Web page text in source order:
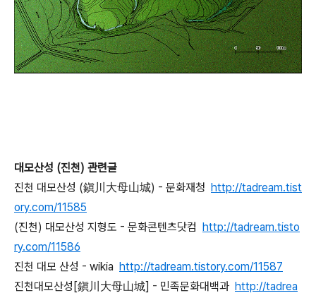
대모산성 (진천) 관련글
진천 대모산성 (鎭川大母山城) - 문화재청 http://tadream.tist
ory.com/11585
(진천) 대모산성 지형도 - 문화콘텐츠닷컴 http://tadream.tisto
ry.com/11586
진천 대모 산성 - wikia http://tadream.tistory.com/11587
진천대모산성[鎭川大母山城] - 민족문화대백과 http://tadrea